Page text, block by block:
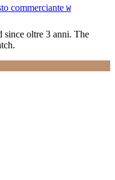
commerciante W
since oltre 3 anni. The